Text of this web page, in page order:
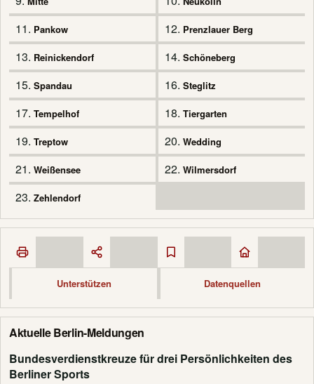
11. Pankow 12. Prenzlauer Berg
13. Reinickendorf 14. Schöneberg
15. Spandau 16. Steglitz
17. Tempelhof 18. Tiergarten
19. Treptow 20. Wedding
21. Weißensee 22. Wilmersdorf
23. Zehlendorf
Unterstützen Datenquellen
Aktuelle Berlin-Meldungen
Bundesverdienstkreuze für drei Persönlichkeiten des
Berliner Sports